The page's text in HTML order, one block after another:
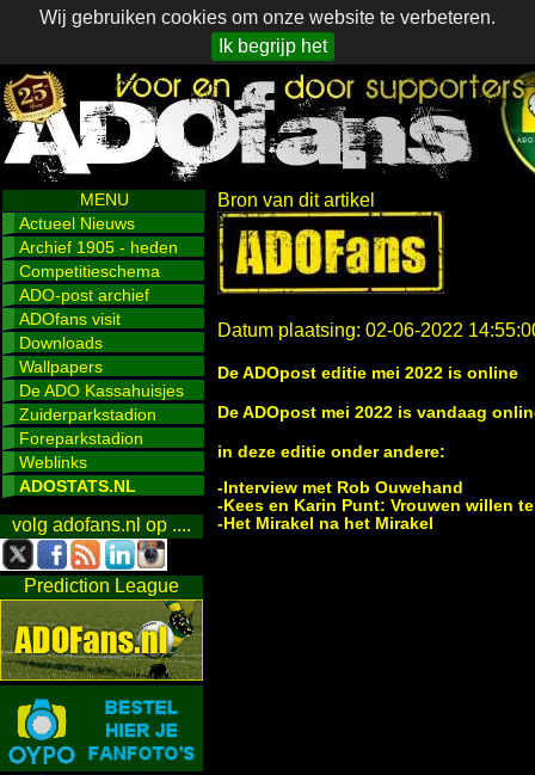
Wij gebruiken cookies om onze website te verbeteren.
Ik begrijp het
MENU
Actueel Nieuws
Archief 1905 - heden
Competitieschema
ADO-post archief
ADOfans visit
Downloads
Wallpapers
De ADO Kassahuisjes
Zuiderparkstadion
Foreparkstadion
Weblinks
ADOSTATS.NL
volg adofans.nl op ....
Prediction League
Bron van dit artikel
Datum plaatsing: 02-06-2022
De ADOpost editie mei 2022 is online
De ADOpost mei 2022 is vandaag
in deze editie onder andere:
-Interview met Rob Ouwehand
-Kees en Karin Punt: Vrouwen willen
-Het Mirakel na het Mirakel